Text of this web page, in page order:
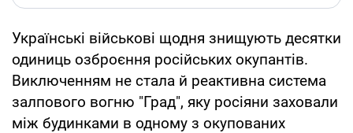
Українські військові щодня знищують десятки
одиниць озброєння російських окупантів.
Виключенням не стала й реактивна система
залпового вогню "Град", яку росіяни заховали
між будинками в одному з окупованих